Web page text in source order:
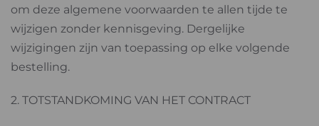
om deze algemene voorwaarden te allen tijde te
wijzigen zonder kennisgeving. Dergelijke
wijzigingen zijn van toepassing op elke volgende
bestelling.
2. TOTSTANDKOMING VAN HET CONTRACT